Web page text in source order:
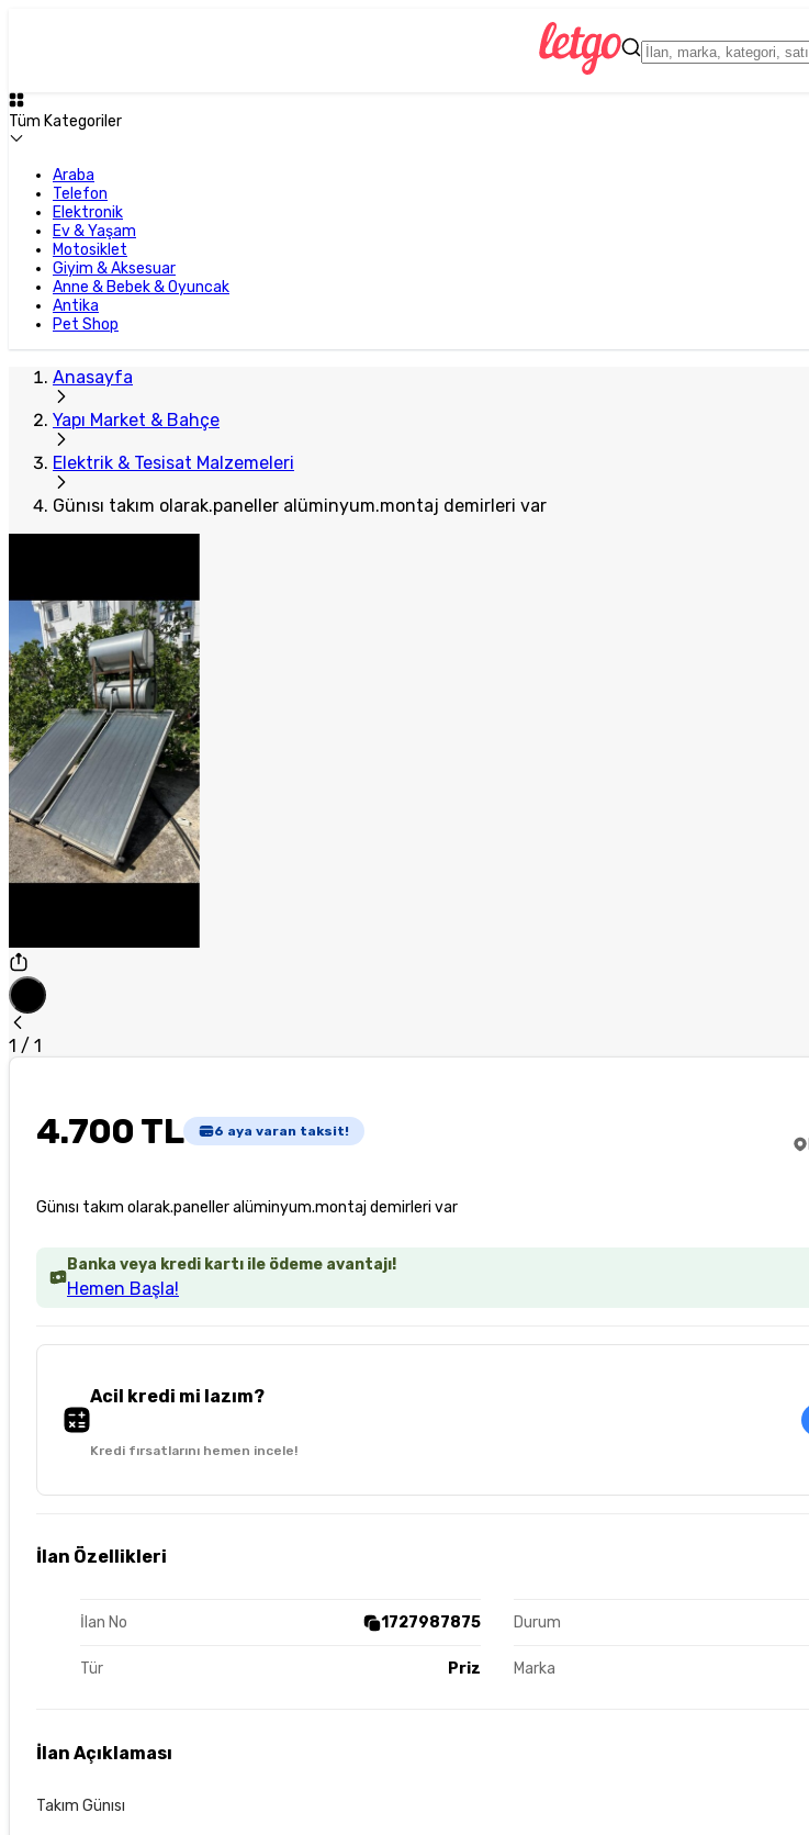
Tüm Kategoriler
Araba
Telefon
Elektronik
Ev & Yaşam
Motosiklet
Giyim & Aksesuar
Anne & Bebek & Oyuncak
Antika
Pet Shop
Anasayfa
Yapı Market & Bahçe
Elektrik & Tesisat Malzemeleri
Günısı takım olarak.paneller alüminyum.montaj demirleri var
1 / 1
4.700 TL 6 aya varan taksit!
Günısı takım olarak.paneller alüminyum.montaj demirleri var
Banka veya kredi kartı ile ödeme avantajı!
Hemen Başla!
Acil kredi mi lazım?
Kredi fırsatlarını hemen incele!
İlan Özellikleri
İlan No 1727987875 Durum
Tür Priz Marka
İlan Açıklaması
Takım Günısı